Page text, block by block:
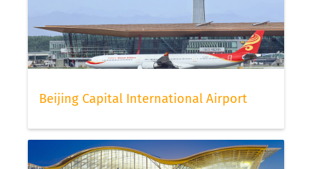
Beijing Capital International Airport